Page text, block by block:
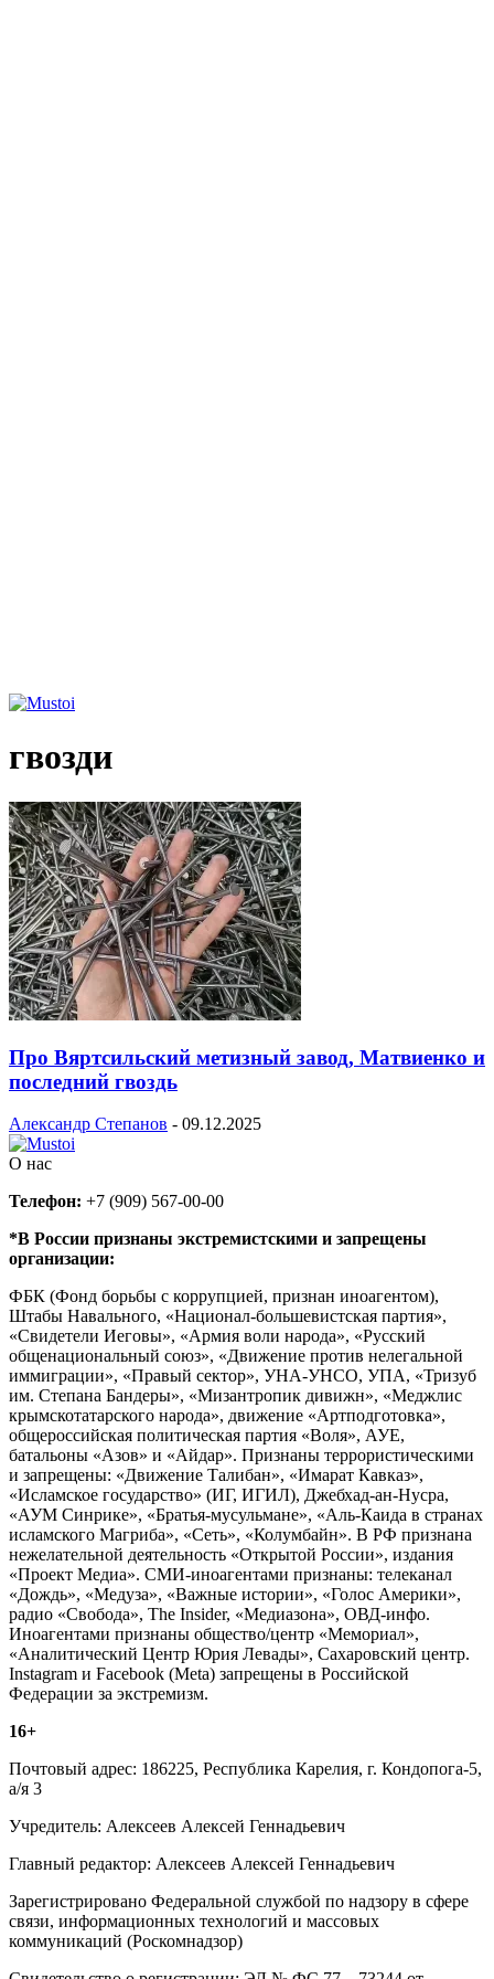
гвозди
Про Вяртсильский метизный завод, Матвиенко и
последний гвоздь
Александр Степанов - 09.12.2025
О нас
Телефон: +7 (909) 567-00-00
*В России признаны экстремистскими и запрещены
организации:
ФБК (Фонд борьбы с коррупцией, признан иноагентом),
Штабы Навального, «Национал-большевистская партия»,
«Свидетели Иеговы», «Армия воли народа», «Русский
общенациональный союз», «Движение против нелегальной
иммиграции», «Правый сектор», УНА-УНСО, УПА, «Тризуб
им. Степана Бандеры», «Мизантропик дивижн», «Меджлис
крымскотатарского народа», движение «Артподготовка»,
общероссийская политическая партия «Воля», АУЕ,
батальоны «Азов» и «Айдар». Признаны террористическими
и запрещены: «Движение Талибан», «Имарат Кавказ»,
«Исламское государство» (ИГ, ИГИЛ), Джебхад-ан-Нусра,
«АУМ Синрике», «Братья-мусульмане», «Аль-Каида в странах
исламского Магриба», «Сеть», «Колумбайн». В РФ признана
нежелательной деятельность «Открытой России», издания
«Проект Медиа». СМИ-иноагентами признаны: телеканал
«Дождь», «Медуза», «Важные истории», «Голос Америки»,
радио «Свобода», The Insider, «Медиазона», ОВД-инфо.
Иноагентами признаны общество/центр «Мемориал»,
«Аналитический Центр Юрия Левады», Сахаровский центр.
Instagram и Facebook (Metа) запрещены в Российской
Федерации за экстремизм.
16+
Почтовый адрес: 186225, Республика Карелия, г. Кондопога-5,
а/я 3
Учредитель: Алексеев Алексей Геннадьевич
Главный редактор: Алексеев Алексей Геннадьевич
Зарегистрировано Федеральной службой по надзору в сфере
связи, информационных технологий и массовых
коммуникаций (Роскомнадзор)